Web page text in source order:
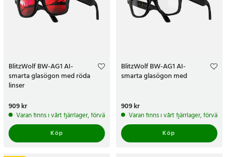
BlitzWolf BW-AG1 AI-
smarta glasögon med röda
linser
Pris:909 kr
909 kr
Varan finns i vårt fjärrlager, förväntas skickas inom 5-7 arbetsdagar
Köp
BlitzWolf BW-AG1 AI-
smarta glasögon med
Pris:909 kr
909 kr
Varan finns i vårt fjärrlager,
Köp